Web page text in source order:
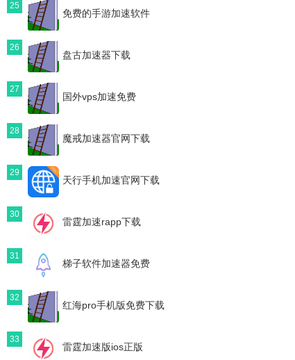
25
免费的手游加速软件
26
盘古加速器下载
27
国外vps加速免费
28
魔戒加速器官网下载
29
天行手机加速官网下载
30
雷霆加速rapp下载
31
梯子软件加速器免费
32
红海pro手机版免费下载
33
雷霆加速版ios正版